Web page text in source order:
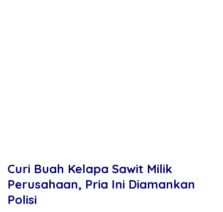
Curi Buah Kelapa Sawit Milik
Perusahaan, Pria Ini Diamankan
Polisi